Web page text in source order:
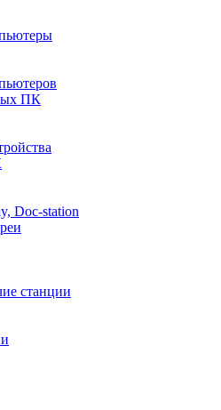
ПК
Doc-station
станции